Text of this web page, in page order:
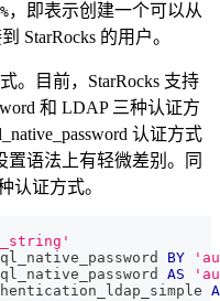
%，即表示创建一个可以从
StarRocks 的用户。
。目前，StarRocks 支持
和 LDAP 三种认证方
认证方式
置语法上有轻微差别。同
认证方式。
BY
AS